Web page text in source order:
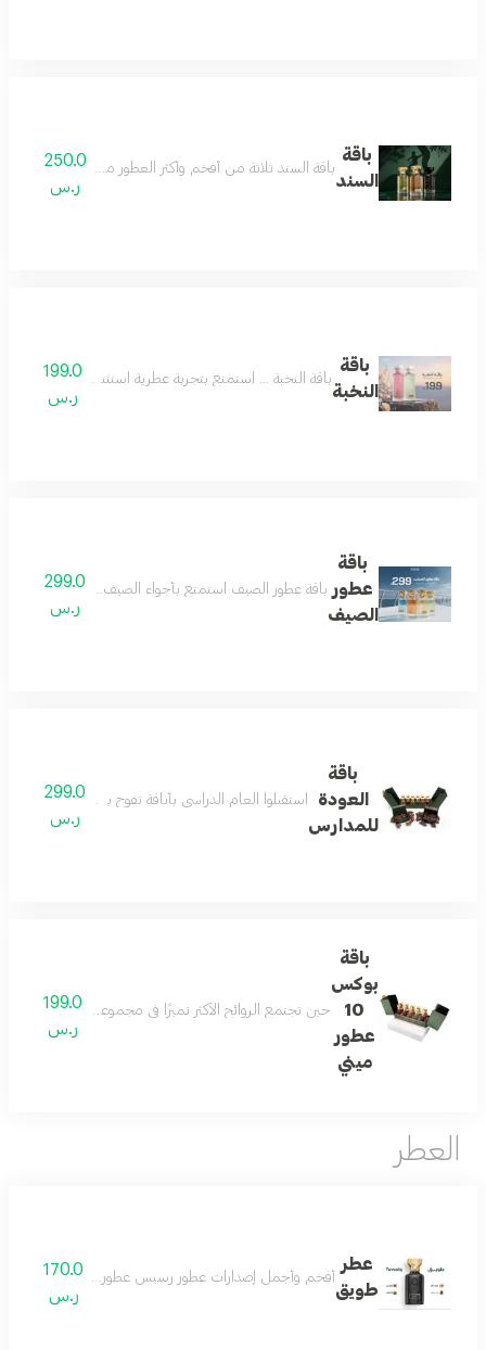
باقة
السند
باقة السند ثلاثة من أفخم وأكثر العطور مبيعاً، جُمعت
250.0
ر.س
باقة
النخبة
باقة النخبة ... استمتع بتجربة عطرية استثنائية مع باقة النخبة، عطرين بحجم 160 مل من مجموعتنا المميزة بسعر خاص. فرصة رائعة للاستمتاع
199.0
ر.س
باقة
عطور
الصيف
باقة عطور الصيف استمتع بأجواء الصيف المنعشة مع باقة
299.0
ر.س
باقة
العودة
للمدارس
استقبلوا العام الدراسي بأناقة تفوح بالفخامة مع باقة العوده للمدارس من رسيس تتكون الباقة من 12عطور ميني
299.0
ر.س
باقة
بوكس
10
عطور
ميني
حين تجتمع الروائح الأكثر تميزًا في مجموعة واحدة تكون النتيجة تجربة عطرية لا تشبه غيرها تضم هذه التشكيلة 10 عطور 15 مل مختارة بعناية تتنقل بين النفحات الشرقية والزهرية
199.0
ر.س
العطر
عطر
طويق
أفخم وأجمل إصدارات عطور رسيس عطور النيش الفاخرة
170.0
ر.س